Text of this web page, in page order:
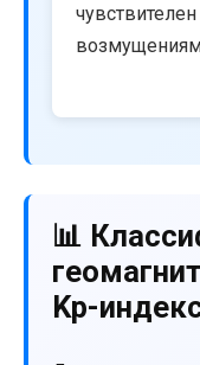
📊
Kp-